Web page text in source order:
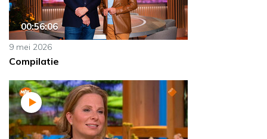
00:56:06
9 mei 2026
Compilatie